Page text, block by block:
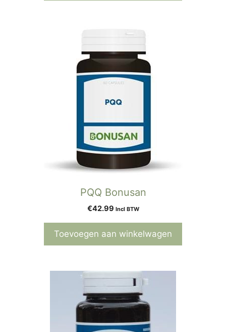
PQQ Bonusan
€42.99 Incl BTW
Toevoegen aan winkelwagen